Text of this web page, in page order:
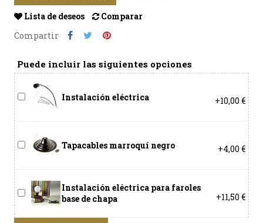
Lista de deseos
Comparar
Compartir
Puede incluir las siguientes opciones
Instalación eléctrica +10,00 €
Tapacables marroquí negro +4,00 €
Instalación eléctrica para faroles
base de chapa
+11,50 €